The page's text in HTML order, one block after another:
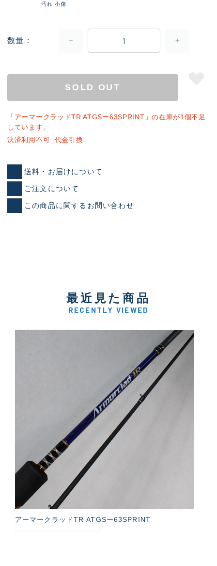
汚れ 小傷
数量
SOLD OUT
「アーマークラッドTR ATGSー63SPRINT」の在庫が1個不足
しています。
決済利用不可: 代金引換
送料・お届けについて
ご注文について
この商品に関するお問い合わせ
最近見た商品
RECENTLY VIEWED
アーマークラッドTR ATGSー63SPRINT